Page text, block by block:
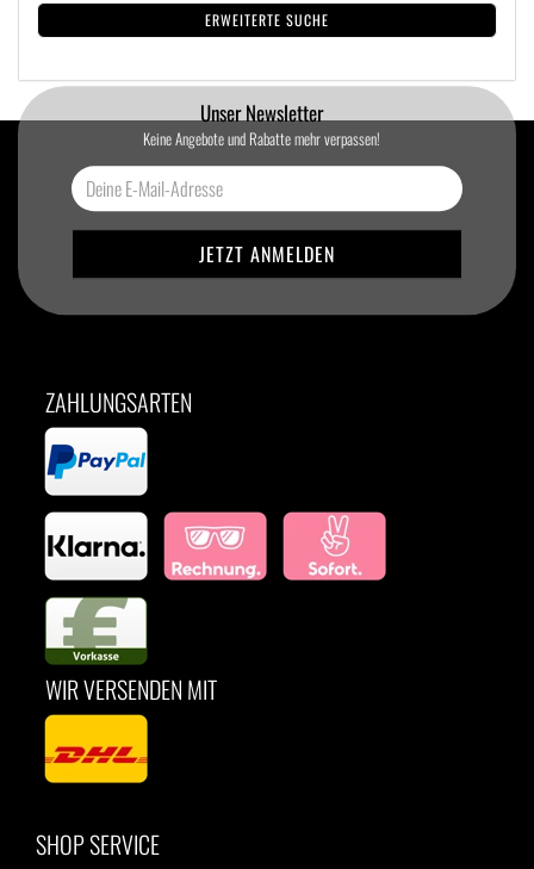
ERWEITERTE SUCHE
Unser Newsletter
Keine Angebote und Rabatte mehr verpassen!
ZAHLUNGSARTEN
WIR VERSENDEN MIT
SHOP SERVICE